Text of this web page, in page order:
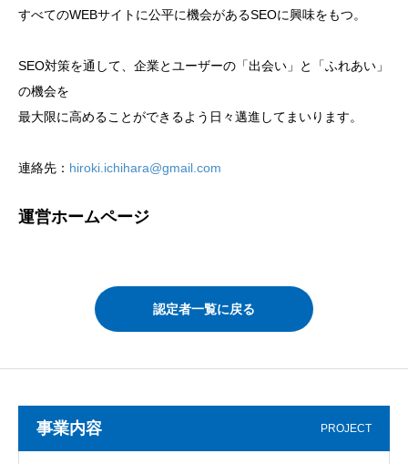
すべてのWEBサイトに公平に機会があるSEOに興味をもつ。
SEO対策を通して、企業とユーザーの「出会い」と「ふれあい」
の機会を
最大限に高めることができるよう日々邁進してまいります。
連絡先： hiroki.ichihara@gmail.com
運営ホームページ
認定者一覧に戻る
事業内容 PROJECT